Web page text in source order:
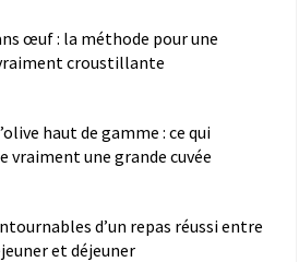
œuf : la méthode pour une
croustillante
haut de gamme : ce qui
vraiment une grande cuvée
d’un repas réussi entre
et déjeuner